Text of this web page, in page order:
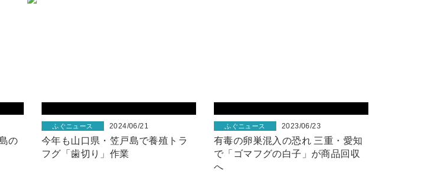
の
ふぐニュース 2024/06/21
今年も山口県・笠戸島で養殖トラ
フグ「歯切り」作業
ふぐニュース 2023/06/23
有毒の卵巣混入の恐れ 三重・愛知
で「ゴマフグの白子」が商品回収
へ